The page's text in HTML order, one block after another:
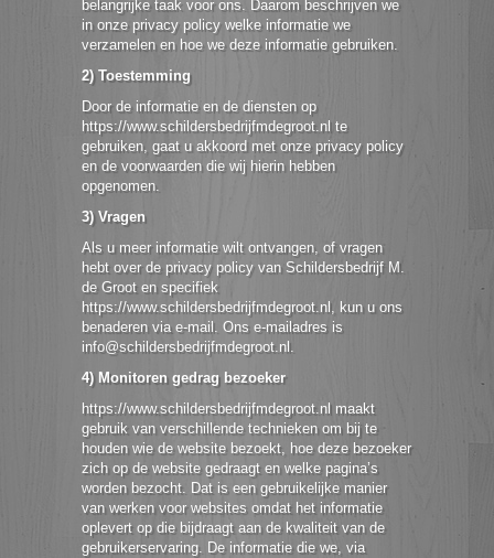
belangrijke taak voor ons. Daarom beschrijven we
in onze privacy policy welke informatie we
verzamelen en hoe we deze informatie gebruiken.
2) Toestemming
Door de informatie en de diensten op
https://www.schildersbedrijfmdegroot.nl te
gebruiken, gaat u akkoord met onze privacy policy
en de voorwaarden die wij hierin hebben
opgenomen.
3) Vragen
Als u meer informatie wilt ontvangen, of vragen
hebt over de privacy policy van Schildersbedrijf M.
de Groot en specifiek
https://www.schildersbedrijfmdegroot.nl, kun u ons
benaderen via e-mail. Ons e-mailadres is
info@schildersbedrijfmdegroot.nl.
4) Monitoren gedrag bezoeker
https://www.schildersbedrijfmdegroot.nl maakt
gebruik van verschillende technieken om bij te
houden wie de website bezoekt, hoe deze bezoeker
zich op de website gedraagt en welke pagina’s
worden bezocht. Dat is een gebruikelijke manier
van werken voor websites omdat het informatie
oplevert op die bijdraagt aan de kwaliteit van de
gebruikerservaring. De informatie die we, via